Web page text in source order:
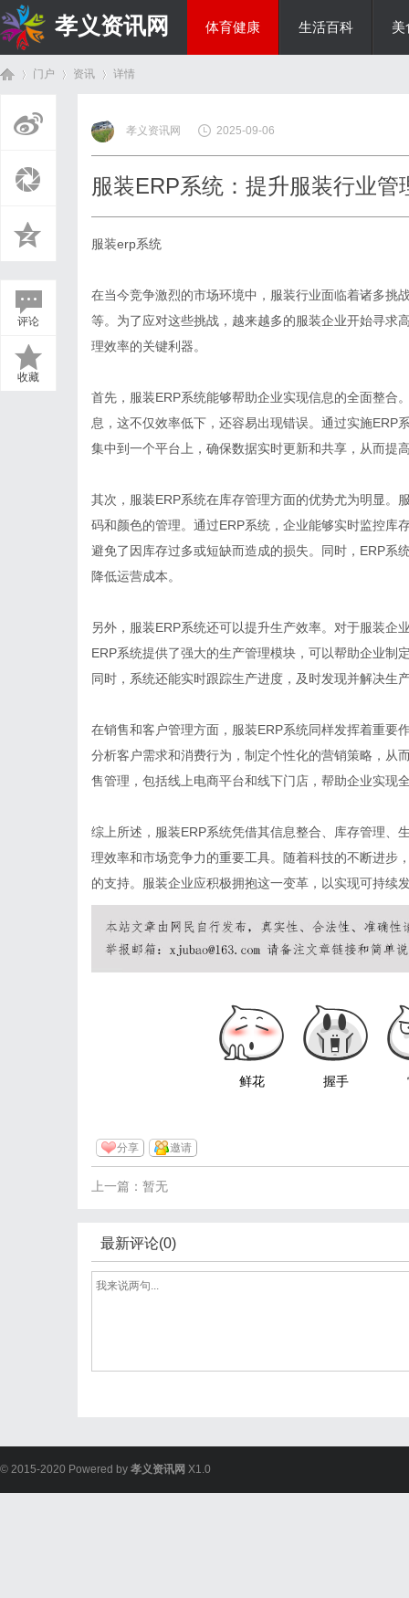
孝义资讯网 体育健康 生活百科 美
门户 资讯
›
详情
评论
收藏
孝义资讯网 2025-09-06
服装ERP系统：提升服装行业管
服装erp系统
在当今竞争激烈的市场环境中，服装行业面临着诸多挑
等。为了应对这些挑战，越来越多的服装企业开始寻求
理效率的关键利器。
首先，服装ERP系统能够帮助企业实现信息的全面整合
息，这不仅效率低下，还容易出现错误。通过实施ERP
集中到一个平台上，确保数据实时更新和共享，从而提
其次，服装ERP系统在库存管理方面的优势尤为明显。
码和颜色的管理。通过ERP系统，企业能够实时监控库
避免了因库存过多或短缺而造成的损失。同时，ERP系
降低运营成本。
另外，服装ERP系统还可以提升生产效率。对于服装
ERP系统提供了强大的生产管理模块，可以帮助企业制
同时，系统还能实时跟踪生产进度，及时发现并解决生
在销售和客户管理方面，服装ERP系统同样发挥着重要
分析客户需求和消费行为，制定个性化的营销策略，从
售管理，包括线上电商平台和线下门店，帮助企业实现
综上所述，服装ERP系统凭借其信息整合、库存管理、
理效率和市场竞争力的重要工具。随着科技的不断进步
的支持。服装企业应积极拥抱这一变革，以实现可持续
鲜花 握手
分享 邀请
上一篇：暂无
最新评论(0)
© 2015-2020 Powered by 孝义资讯网 X1.0